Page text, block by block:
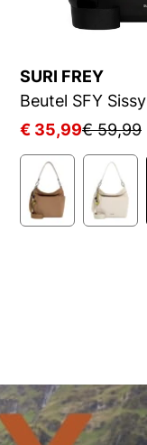
SURI FREY
Beutel SFY Sissy
€ 35,99€ 59,99